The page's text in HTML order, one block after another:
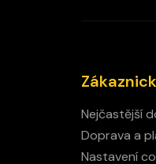
Nejčastější
Doprava a
Nastavení